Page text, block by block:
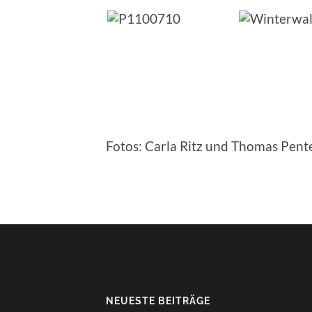
Fotos: Carla Ritz und Thomas
NEUESTE BEITRÄGE